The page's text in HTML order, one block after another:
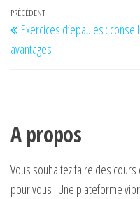
marché
camerounais
Navigation
de
l’article
Article
précédent
PRÉCÉDENT
Exercices d’epaules :
avantages
A propos
Vous souhaitez faire des
pour vous ! Une plateforme